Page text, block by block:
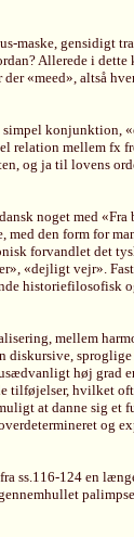
maske, gensidigt
Allerede i
«meed», altså
konjunktion,
relation mellem
og ja til lovens
noget med
den form for
forvandlet det
«dejligt vejr».
historiefilosofisk
mellem
høj grad
tilføjelser, hvilket
at danne sig
og
ss.116-124 en